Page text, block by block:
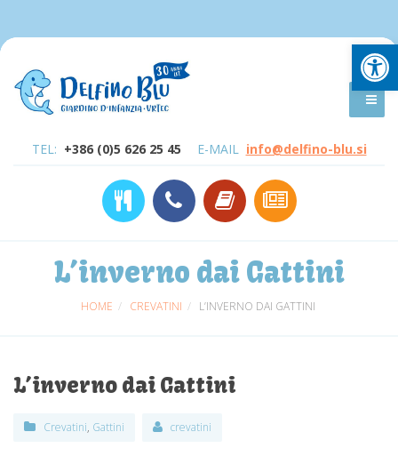
TEL: +386 (0)5 626 25 45 E-MAIL info@delfino-blu.si
L’inverno dai Gattini
HOME CREVATINI L’INVERNO DAI GATTINI
L’inverno dai Gattini
Crevatini, Gattini crevatini